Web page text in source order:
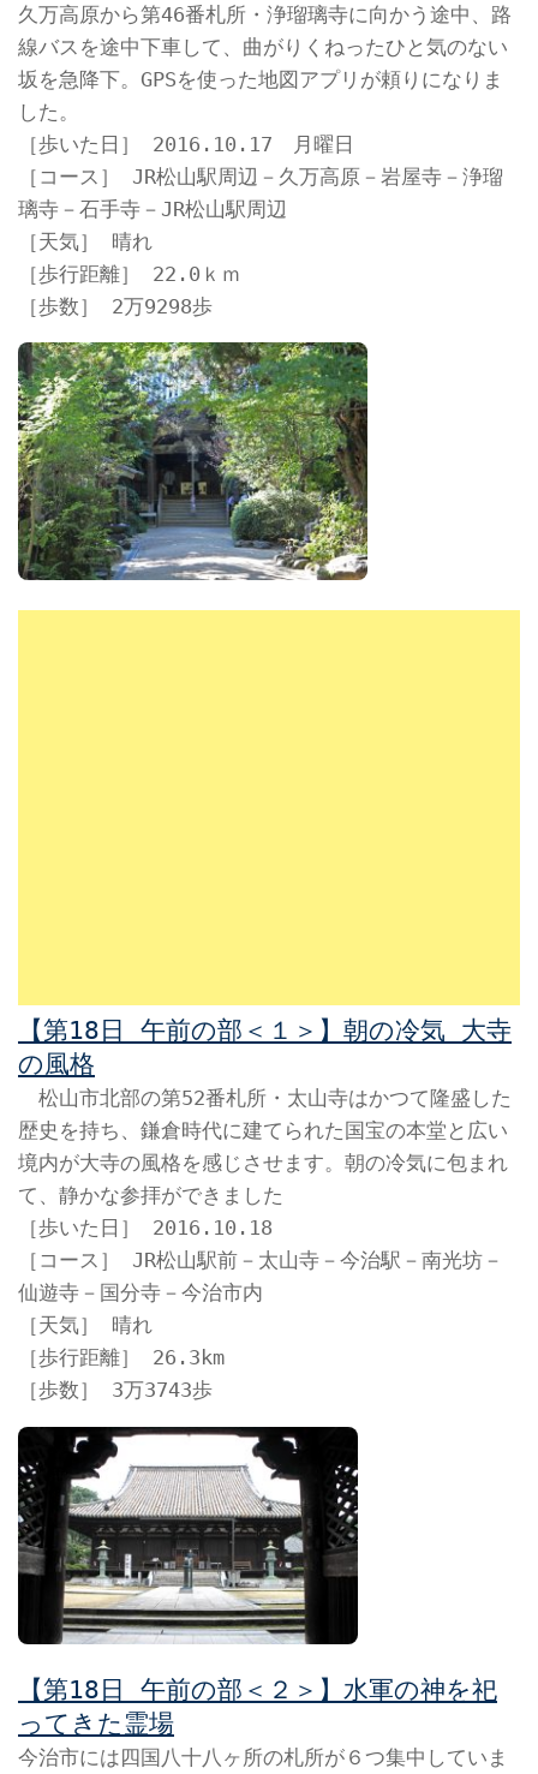
久万高原から第46番札所・浄瑠璃寺に向かう途中、路
線バスを途中下車して、曲がりくねったひと気のない
坂を急降下。GPSを使った地図アプリが頼りになりま
した。
［歩いた日］ 2016.10.17 月曜日
［コース］ JR松山駅周辺－久万高原－岩屋寺－浄瑠
璃寺－石手寺－JR松山駅周辺
［天気］ 晴れ
［歩行距離］ 22.0ｋｍ
［歩数］ 2万9298歩
【第18日 午前の部＜１＞】朝の冷気 大寺
の風格
松山市北部の第52番札所・太山寺はかつて隆盛した
歴史を持ち、鎌倉時代に建てられた国宝の本堂と広い
境内が大寺の風格を感じさせます。朝の冷気に包まれ
て、静かな参拝ができました
［歩いた日］ 2016.10.18
［コース］ JR松山駅前－太山寺－今治駅－南光坊－
仙遊寺－国分寺－今治市内
［天気］ 晴れ
［歩行距離］ 26.3km
［歩数］ 3万3743歩
【第18日 午前の部＜２＞】水軍の神を祀
ってきた霊場
今治市には四国八十八ヶ所の札所が６つ集中していま